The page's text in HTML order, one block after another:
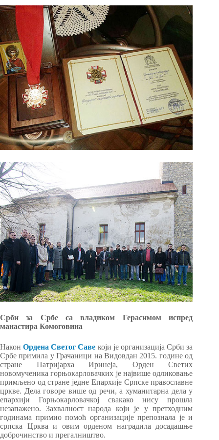
Срби за Србе са владиком Герасимом испред
манастира Комоговина
НаконОрдена Светог Саве који је организација Срби за
Србе примила у Грачаници на Видовдан 2015. године од
стране Патријарха Иринеја, Орден Светих
новомученика горњокарловачких је највише одликовање
примљено од стране једне Епархије Српске православне
цркве. Дела говоре више од речи, а хуманитарна дела у
епархији Горњокарловачкој свакако нису прошла
незапажено. Захвалност народа који је у претходним
годинама примио помоћ организације препознала је и
српска Црква и овим орденом наградила досадашње
доброчинство и прегалништво.